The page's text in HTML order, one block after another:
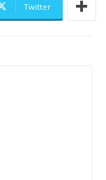
Twitter